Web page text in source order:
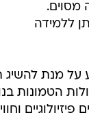
מסוים.
ללמידה
מנת להשיג
הטמונות